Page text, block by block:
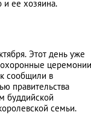
и ее хозяина.
Этот день уже
церемонии
сообщили в
правительства
буддийской
семьи.